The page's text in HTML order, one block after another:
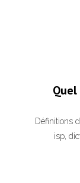
Définitions
isp,